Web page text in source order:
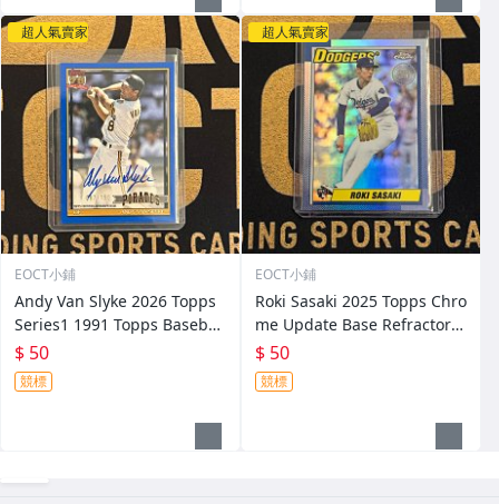
超人氣賣家
EOCT小鋪
Andy Van Slyke 2026 Topps
Series1 1991 Topps Baseball
Auto Blue /150 游
$ 50
競標
超人氣賣家
EOCT小鋪
Roki Sasaki 2025 Topps Chro
me Update Base Refractor R
C 游
$ 50
競標